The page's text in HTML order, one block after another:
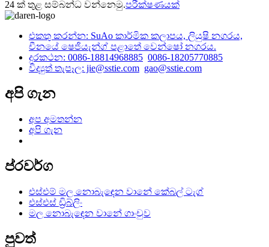
24 ක් තුළ සම්බන්ධ වන්නෙමු.පරීක්ෂණයක්
එකතු කරන්න: SuAo කාර්මික කලාපය, ලියුෂි නගරය,
චීනයේ ෂෙජියැන්ග් පළාතේ වෙන්ෂෝ නගරය.
දුරකථන: 0086-18814968885 0086-18205770885
විද්‍යුත් තැපෑල: jie@sstie.com gao@sstie.com
අපි ගැන
අප අමතන්න
අපි ගැන
ප්රවර්ග
එස්එම් මල නොබැඳෙන වානේ කේබල් ටැග්
එස්එස් ඩ්‍රිබ්ලිං
මල නොබැඳෙන වානේ ගාංචුව
පුවත්